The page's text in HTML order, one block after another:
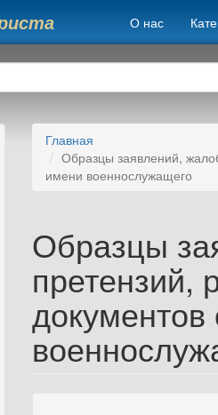
О нас
Главная
Образцы заявлений,
имени военнослужащего
Образцы
претензий,